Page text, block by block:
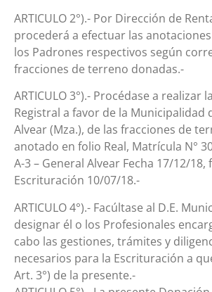
ARTICULO 2°).- Por Dirección de
procederá a efectuar las
los Padrones respectivos según
fracciones de terreno donadas.-
ARTICULO 3°).- Procédase a realizar
Registral a favor de la Municipalidad
Alvear (Mza.), de las fracciones de
anotado en folio Real, Matrícula N°
A-3 – General Alvear Fecha 17/12/18,
Escrituración 10/07/18.-
ARTICULO 4°).- Facúltase al D.E.
designar él o los Profesionales
cabo las gestiones, trámites y
necesarios para la Escrituración a
Art. 3°) de la presente.-